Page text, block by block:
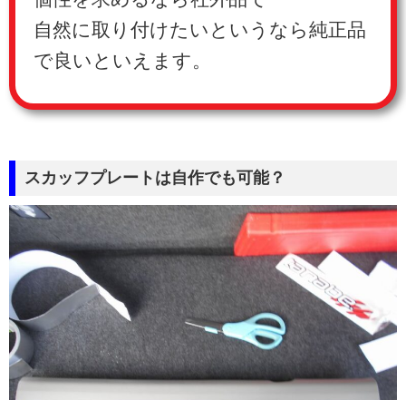
自然に取り付けたいというなら純正品
で良いといえます。
スカッフプレートは自作でも可能？